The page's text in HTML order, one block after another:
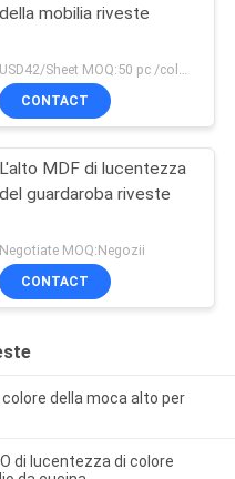
della mobilia riveste
CONTACT
L'alto MDF di lucentezza
del guardaroba riveste
Negotiate MOQ:Negozii
CONTACT
della moca alto per
di lucentezza di colore